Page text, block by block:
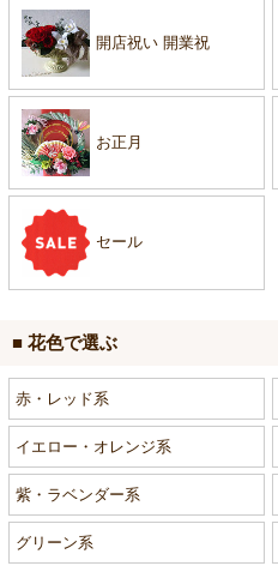
開店祝い 開業祝
お正月
セール
■ 花色で選ぶ
赤・レッド系
イエロー・オレンジ系
紫・ラベンダー系
グリーン系